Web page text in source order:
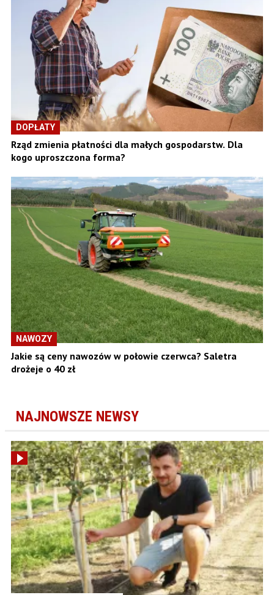
DOPŁATY
Rząd zmienia płatności dla małych gospodarstw. Dla
kogo uproszczona forma?
NAWOZY
Jakie są ceny nawozów w połowie czerwca? Saletra
drożeje o 40 zł
NAJNOWSZE NEWSY